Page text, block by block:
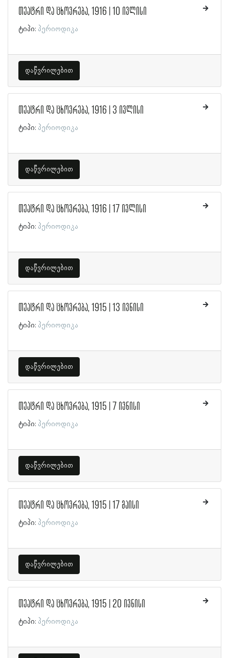
თეატრი და ცხოვრება, 1916 | 10 ივლისი
ტიპი: პერიოდიკა
დაწვრილებით
თეატრი და ცხოვრება, 1916 | 3 ივლისი
ტიპი: პერიოდიკა
დაწვრილებით
თეატრი და ცხოვრება, 1916 | 17 ივლისი
ტიპი: პერიოდიკა
დაწვრილებით
თეატრი და ცხოვრება, 1915 | 13 ივნისი
ტიპი: პერიოდიკა
დაწვრილებით
თეატრი და ცხოვრება, 1915 | 7 ივნისი
ტიპი: პერიოდიკა
დაწვრილებით
თეატრი და ცხოვრება, 1915 | 17 მაისი
ტიპი: პერიოდიკა
დაწვრილებით
თეატრი და ცხოვრება, 1915 | 20 ივნისი
ტიპი: პერიოდიკა